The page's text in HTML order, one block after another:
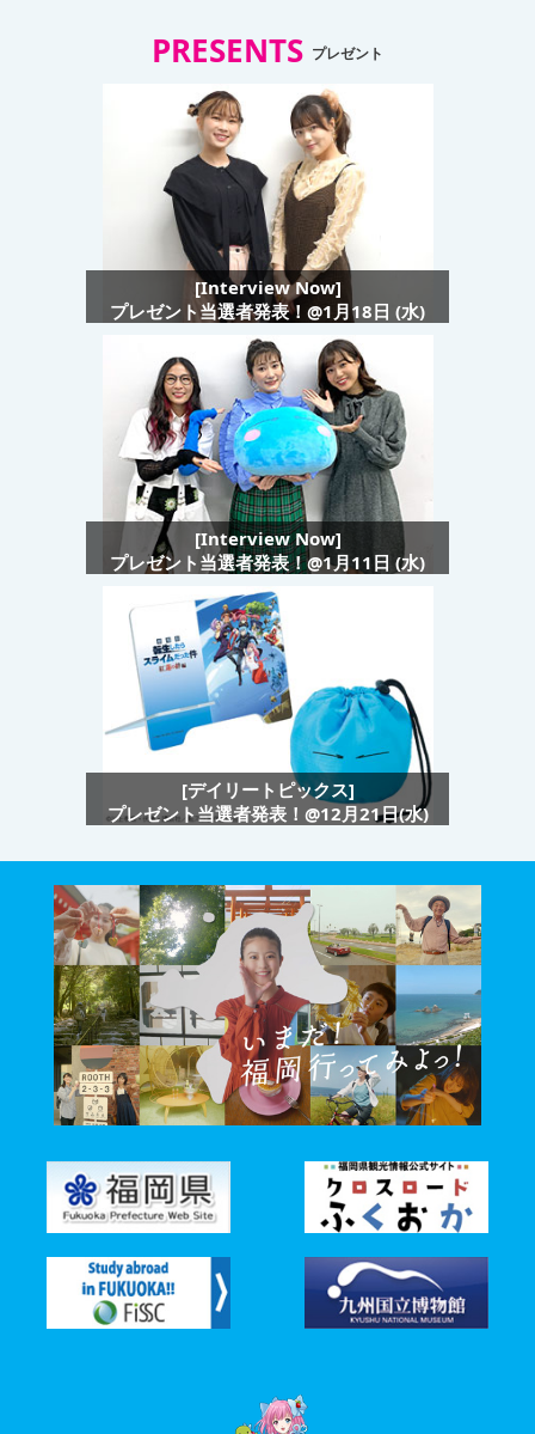
PRESENTS プレゼント
[Interview Now]
プレゼント当選者発表！@1月18日 (水)
[Interview Now]
プレゼント当選者発表！@1月11日 (水)
[デイリートピックス]
プレゼント当選者発表！@12月21日(水)